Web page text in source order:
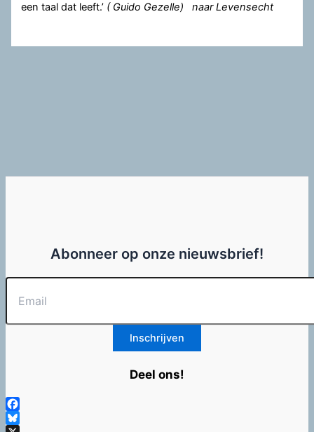
een taal dat leeft.’ ( Guido Gezelle) naar Levensecht
Abonneer op onze nieuwsbrief!
Deel ons!